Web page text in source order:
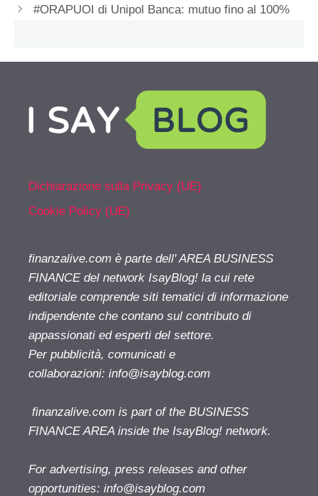
#ORAPUOI di Unipol Banca: mutuo fino al 100%
Dichiarazione sulla Privacy (UE)
Cookie Policy (UE)
finanzalive.com è parte dell' AREA BUSINESS
FINANCE del network IsayBlog! la cui rete
editoriale comprende siti tematici di informazione
indipendente che contano sul contributo di
appassionati ed esperti del settore.
Per pubblicità, comunicati e
collaborazioni: info@isayblog.com
finanzalive.com is part of the BUSINESS
FINANCE AREA inside the IsayBlog! network.
For advertising, press releases and other
opportunities: info@isayblog.com